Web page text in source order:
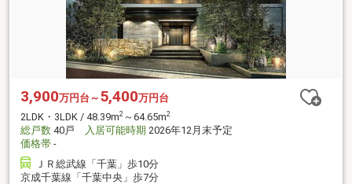
3,900万円台～ 5,400万円台
2LDK・3LDK / 48.39m2 ～64.65m2
総戸数 40戸 入居可能時期 2026年12月末予定
価格帯 -
ＪＲ総武線「千葉」歩10分
京成千葉線「千葉中央」歩7分